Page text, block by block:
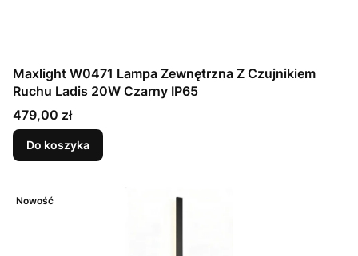
Maxlight W0471 Lampa Zewnętrzna Z Czujnikiem
Ruchu Ladis 20W Czarny IP65
Cena
479,00 zł
Do koszyka
Nowość